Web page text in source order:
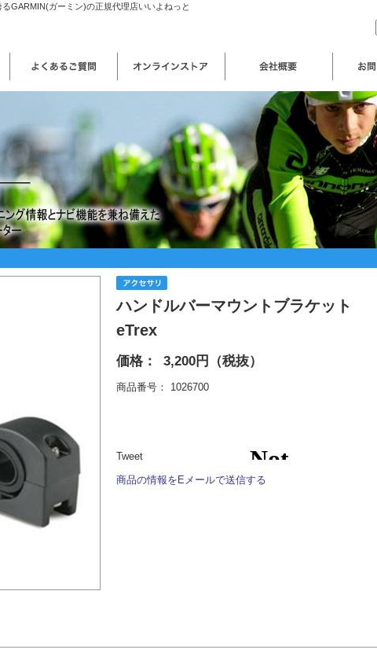
GARMIN(ガーミン)の正規代理店いいよねっと
ハンドルバーマウントブラケット
eTrex
価格： 3,200円（税抜）
商品番号： 1026700
Tweet
商品の情報をEメールで送信する